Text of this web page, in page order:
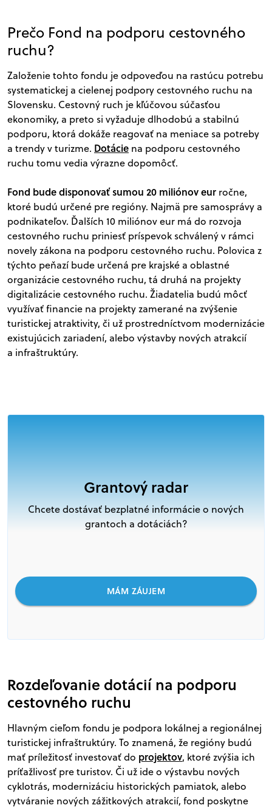
Prečo Fond na podporu cestovného
ruchu?
Založenie tohto fondu je odpoveďou na rastúcu potrebu
systematickej a cielenej podpory cestovného ruchu na
Slovensku. Cestovný ruch je kľúčovou súčasťou
ekonomiky, a preto si vyžaduje dlhodobú a stabilnú
podporu, ktorá dokáže reagovať na meniace sa potreby
a trendy v turizme. Dotácie na podporu cestovného
ruchu tomu vedia výrazne dopomôcť.
Fond bude disponovať sumou 20 miliónov eur ročne,
ktoré budú určené pre regióny. Najmä pre samosprávy a
podnikateľov. Ďalších 10 miliónov eur má do rozvoja
cestovného ruchu priniesť príspevok schválený v rámci
novely zákona na podporu cestovného ruchu. Polovica z
týchto peňazí bude určená pre krajské a oblastné
organizácie cestovného ruchu, tá druhá na projekty
digitalizácie cestovného ruchu. Žiadatelia budú môcť
využívať financie na projekty zamerané na zvýšenie
turistickej atraktivity, či už prostredníctvom modernizácie
existujúcich zariadení, alebo výstavby nových atrakcií
a infraštruktúry.
Grantový radar
Chcete dostávať bezplatné informácie o nových
grantoch a dotáciách?
MÁM ZÁUJEM
Rozdeľovanie dotácií na podporu
cestovného ruchu
Hlavným cieľom fondu je podpora lokálnej a regionálnej
turistickej infraštruktúry. To znamená, že regióny budú
mať príležitosť investovať do projektov, ktoré zvýšia ich
príťažlivosť pre turistov. Či už ide o výstavbu nových
cyklotrás, modernizáciu historických pamiatok, alebo
vytváranie nových zážitkových atrakcií, fond poskytne